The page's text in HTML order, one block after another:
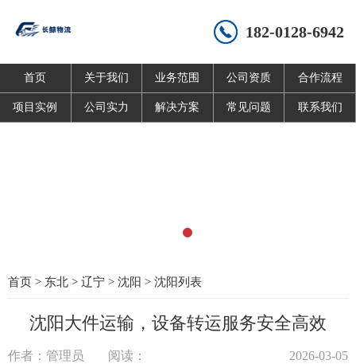
182-0128-6942
首页 关于我们 业务范围 公司资质 合作流程
项目实例 公司实力 解决方案 常见问题 联系我们
首页 > 东北 > 辽宁 > 沈阳 > 沈阳列表
沈阳大件运输，设备转运服务安全高效
作者：管理员 阅读： 2026-03-05